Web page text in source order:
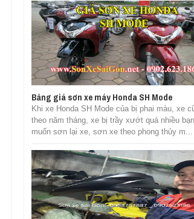
Bảng giá sơn xe máy Honda SH Mode
Khi xe Honda SH Mode của bị phai màu, xe
theo năm tháng, xe bị trầy xướt quá nhiều bạn
muốn sơn lại xe, sơn xe theo phong thủy m...